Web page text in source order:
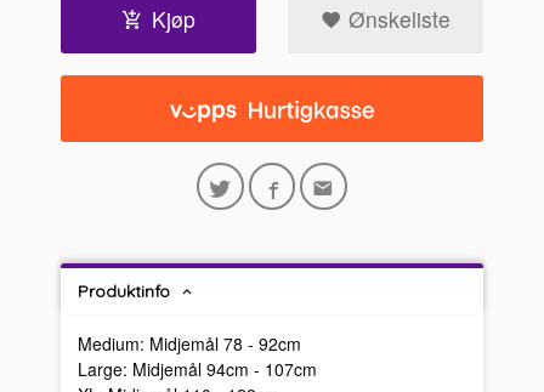
Kjøp Ønskeliste
Produktinfo
Medium: Midjemål 78 - 92cm
Large: Midjemål 94cm - 107cm